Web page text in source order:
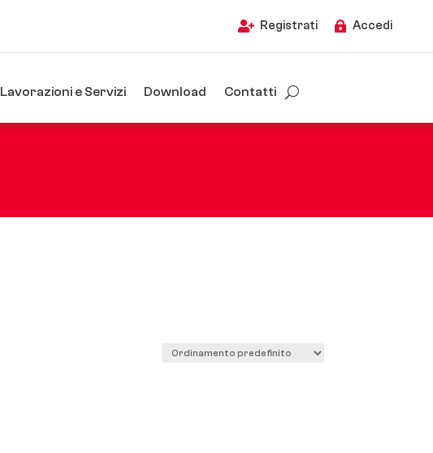
 Registrati  Accedi
Lavorazioni e Servizi Download Contatti